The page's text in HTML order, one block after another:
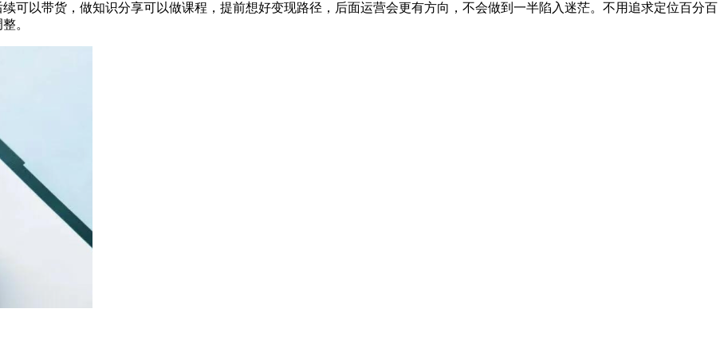
可以带货，做知识分享可以做课程，提前想好变现路径，后面运营会更有方向，不会做到一半陷入迷茫。不用追求定位百分百
。